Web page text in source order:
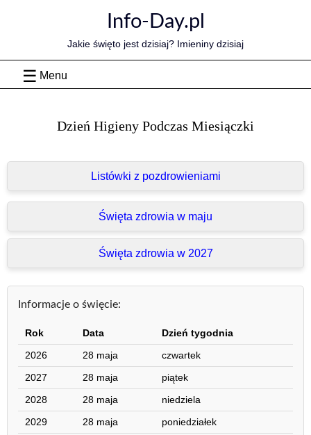
Info-Day.pl
Jakie święto jest dzisiaj? Imieniny dzisiaj
Menu
Dzień Higieny Podczas Miesiączki
Listówki z pozdrowieniami
Święta zdrowia w maju
Święta zdrowia w 2027
Informacje o święcie:
Rok Data
Dzień tygodnia
2026
28 maja
czwartek
2027
28 maja
piątek
2028
28 maja
niedziela
2029
28 maja poniedziałek